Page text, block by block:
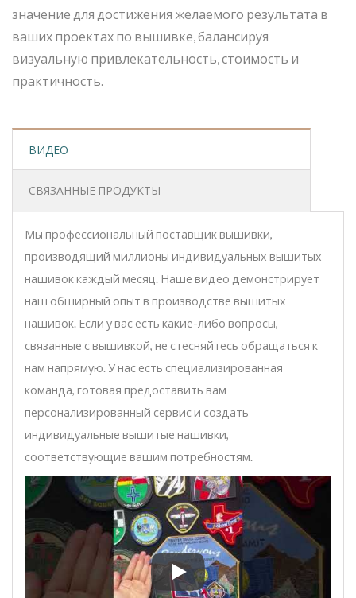
значение для достижения желаемого результата в
ваших проектах по вышивке, балансируя
визуальную привлекательность, стоимость и
практичность.
ВИДЕО
СВЯЗАННЫЕ ПРОДУКТЫ
Мы профессиональный поставщик вышивки,
производящий миллионы индивидуальных вышитых
нашивок каждый месяц. Наше видео демонстрирует
наш обширный опыт в производстве вышитых
нашивок. Если у вас есть какие-либо вопросы,
связанные с вышивкой, не стесняйтесь обращаться к
нам напрямую. У нас есть специализированная
команда, готовая предоставить вам
персонализированный сервис и создать
индивидуальные вышитые нашивки,
соответствующие вашим потребностям.
Мы профессиональный